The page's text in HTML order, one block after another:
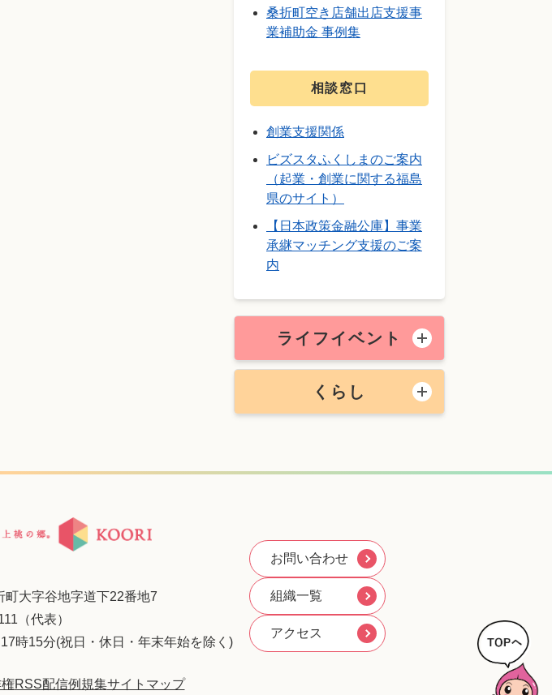
桑折町空き店舗出店支援事
業補助金 事例集
相談窓口
創業支援関係
ビズスタふくしまのご案内
（起業・創業に関する福島
県のサイト）
【日本政策金融公庫】事業
承継マッチング支援のご案
内
ライフイベント
くらし
大字谷地字道下22番地7
（代表）
時15分(祝日・休日・年末年始を除く)
RSS配信例規集サイトマップ
お問い合わせ
組織一覧
アクセス